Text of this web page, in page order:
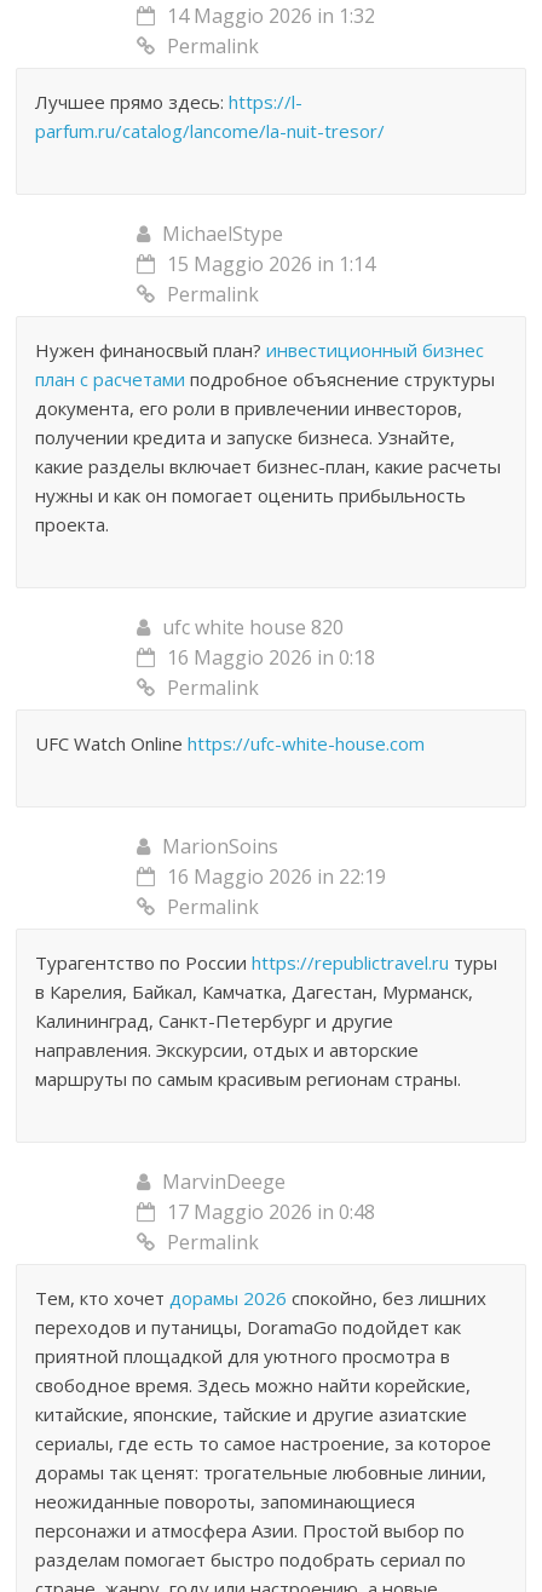
14 Maggio 2026 in 1:32
Permalink
Лучшее прямо здесь:https://l-
parfum.ru/catalog/lancome/la-nuit-tresor/
MichaelStype
15 Maggio 2026 in 1:14
Permalink
Нужен финаносвый план?инвестиционный бизнес
план с расчетами подробное объяснение структуры
документа, его роли в привлечении инвесторов,
получении кредита и запуске бизнеса. Узнайте,
какие разделы включает бизнес-план, какие расчеты
нужны и как он помогает оценить прибыльность
проекта.
ufc white house 820
16 Maggio 2026 in 0:18
Permalink
UFC Watch Onlinehttps://ufc-white-house.com
MarionSoins
16 Maggio 2026 in 22:19
Permalink
Турагентство по Россииhttps://republictravel.ru туры
в Карелия, Байкал, Камчатка, Дагестан, Мурманск,
Калининград, Санкт-Петербург и другие
направления. Экскурсии, отдых и авторские
маршруты по самым красивым регионам страны.
MarvinDeege
17 Maggio 2026 in 0:48
Permalink
Тем, кто хочет дорамы 2026 спокойно, без лишних
переходов и путаницы, DoramaGo подойдет как
приятной площадкой для уютного просмотра в
свободное время. Здесь можно найти корейские,
китайские, японские, тайские и другие азиатские
сериалы, где есть то самое настроение, за которое
дорамы так ценят: трогательные любовные линии,
неожиданные повороты, запоминающиеся
персонажи и атмосфера Азии. Простой выбор по
разделам помогает быстро подобрать сериал по